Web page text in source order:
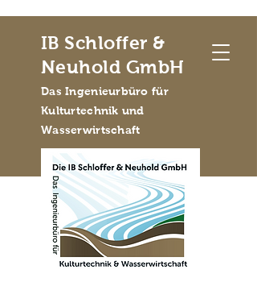
IB Schloffer &
Neuhold GmbH
Das Ingenieurbüro für
Kulturtechnik und
Wasserwirtschaft